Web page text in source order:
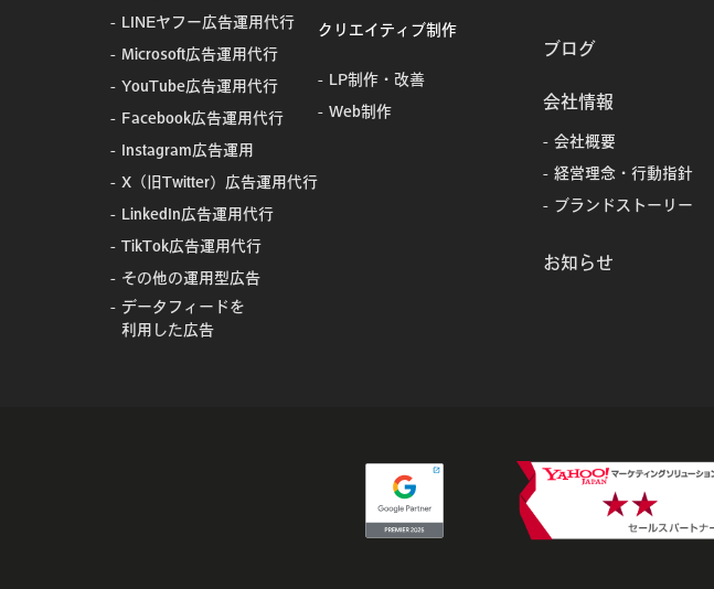
LINEヤフー広告運用代行
Microsoft広告運用代行
YouTube広告運用代行
Facebook広告運用代行
Instagram広告運用
X（旧Twitter）広告運用代行
LinkedIn広告運用代行
TikTok広告運用代行
その他の運用型広告
データフィードを
利用した広告
クリエイティブ制作
LP制作・改善
Web制作
ブログ
会社情報
会社概要
経営理念・行動指針
ブランドストーリー
お知らせ